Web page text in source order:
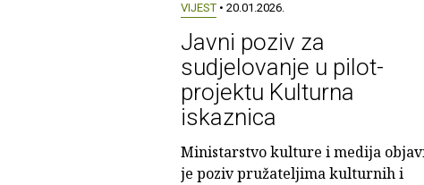
VIJEST• 20.01.2026.
Javni poziv za
sudjelovanje u pilot-
projektu Kulturna
iskaznica
Ministarstvo kulture i medija
je poziv pružateljima kulturnih i